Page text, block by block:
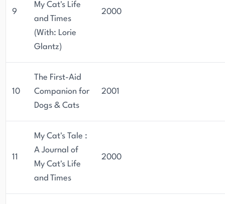
9
My Cat's Life
and Times
(With: Lorie
Glantz)
2000
10
The First-Aid
Companion for
Dogs & Cats
2001
11
My Cat's Tale :
A Journal of
My Cat's Life
and Times
2000